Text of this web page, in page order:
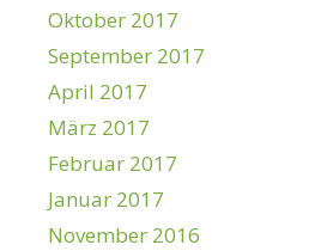
Oktober 2017
September 2017
April 2017
März 2017
Februar 2017
Januar 2017
November 2016